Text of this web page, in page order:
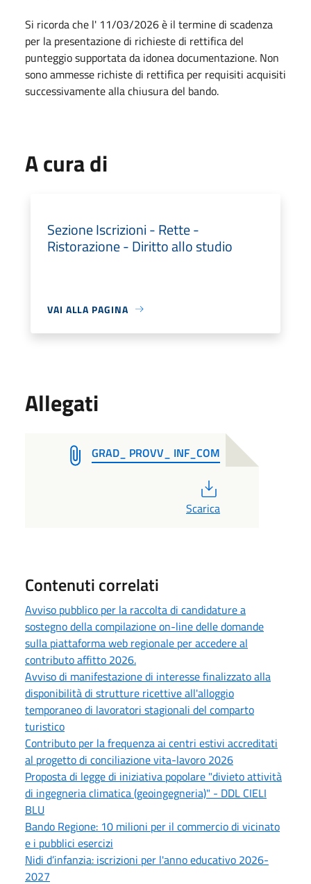
Si ricorda che l' 11/03/2026 è il termine di scadenza
per la presentazione di richieste di rettifica del
punteggio supportata da idonea documentazione. Non
sono ammesse richiste di rettifica per requisiti acquisiti
successivamente alla chiusura del bando.
A cura di
Sezione Iscrizioni - Rette -
Ristorazione - Diritto allo studio
VAI ALLA PAGINA
Allegati
GRAD_ PROVV_ INF_COM
Scarica
Contenuti correlati
Avviso pubblico per la raccolta di candidature a
sostegno della compilazione on-line delle domande
sulla piattaforma web regionale per accedere al
contributo affitto 2026.
Avviso di manifestazione di interesse finalizzato alla
disponibilità di strutture ricettive all'alloggio
temporaneo di lavoratori stagionali del comparto
turistico
Contributo per la frequenza ai centri estivi accreditati
al progetto di conciliazione vita-lavoro 2026
Proposta di legge di iniziativa popolare "divieto attività
di ingegneria climatica (geoingegneria)" - DDL CIELI
BLU
Bando Regione: 10 milioni per il commercio di vicinato
e i pubblici esercizi
Nidi d’infanzia: iscrizioni per l'anno educativo 2026-
2027